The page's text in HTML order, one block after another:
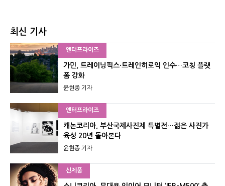
최신 기사
엔터프라이즈
가민, 트레이닝픽스·트레인히로익 인수…코칭 플랫
폼 강화
윤현종 기자
엔터프라이즈
캐논코리아, 부산국제사진제 특별전…젊은 사진가
육성 20년 돌아본다
윤현종 기자
신제품